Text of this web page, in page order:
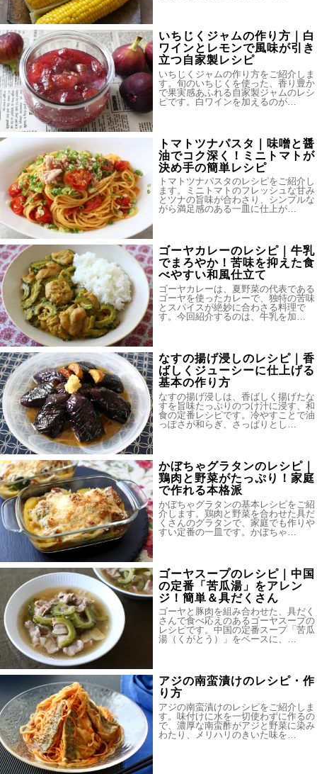
いちじくジャムの作り方｜白
ワインとレモンで風味が引き
立つ自家製レシピ
いちじくジャムの作り方をご紹介しま
す。旬のいちじくを使った、香り豊か
で果実感あふれる自家製ジャムのレシ
ピです。白ワインを加えるのが…
トマトツナパスタ｜味噌と醤
油でコク深く！ミニトマトが
決め手の簡単レシピ
トマトツナパスタのレシピをご紹介し
ます。ミニトマトのフレッシュな甘み
とツナの旨味が合わさり、シンプルな
がら満足感のある一皿に仕上が…
ゴーヤカレーのレシピ｜牛乳
でまろやか！苦味を抑えた食
べやすい和風仕立て
ゴーヤカレーは、夏野菜の代表である
ゴーヤを使ったカレーで、独特の苦味
とスパイスが絶妙に合わさる料理で
す。今回紹介するのは、牛乳を加…
なすの揚げ浸しのレシピ｜香
ばしくジューシーに仕上げる
基本の作り方
なすの揚げ浸しは、香ばしく揚げたな
すを旨味たっぷりのつけ汁に浸す、和
食の定番レシピです。冷やすことで油
っぽさが和らぎ、さっぱりとし…
かぼちゃグラタンのレシピ｜
鶏肉と野菜がたっぷり！家庭
で作れる本格派
かぼちゃグラタンの基本レシピをご紹
介します。鶏肉と野菜を合わせた具だ
くさんのグラタンで、家庭でも作りや
すい定番の一皿です。かぼちゃ…
ゴーヤスープのレシピ｜中国
の定番「苦瓜湯」をアレン
ジ！簡単＆具だくさん
ゴーヤと豚肉を組み合わせた、具だく
さんで食べ応えのあるゴーヤスープの
レシピです。中国の定番スープ「苦瓜
湯（くがとう）」をベースに、…
アジの南蛮漬けのレシピ・作
り方
アジの南蛮漬けのレシピをご紹介しま
す。味付けに水を一切使わずに作るの
で、濃厚な南蛮酢がアジと野菜に染み
わたり、メリハリのきいた味を…